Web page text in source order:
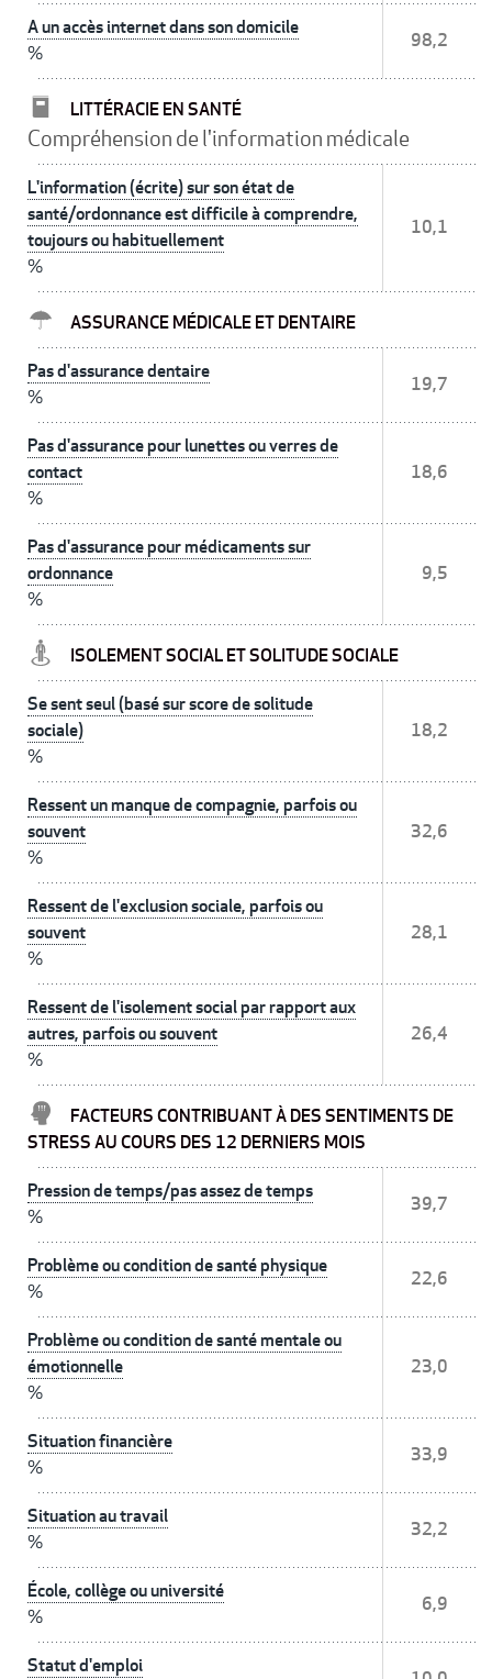
A un accès internet dans son domicile
%
98,2
LITTÉRACIE EN SANTÉ
Compréhension de l'information médicale
L'information (écrite) sur son état de
santé/ordonnance est difficile à comprendre,
toujours ou habituellement
%
10,1
ASSURANCE MÉDICALE ET DENTAIRE
Pas d'assurance dentaire
%
19,7
Pas d'assurance pour lunettes ou verres de
contact
%
18,6
Pas d'assurance pour médicaments sur
ordonnance
%
9,5
ISOLEMENT SOCIAL ET SOLITUDE SOCIALE
Se sent seul (basé sur score de solitude
sociale)
%
18,2
Ressent un manque de compagnie, parfois ou
souvent
%
32,6
Ressent de l'exclusion sociale, parfois ou
souvent
%
28,1
Ressent de l'isolement social par rapport aux
autres, parfois ou souvent
%
26,4
FACTEURS CONTRIBUANT À DES SENTIMENTS DE
STRESS AU COURS DES 12 DERNIERS MOIS
Pression de temps/pas assez de temps
%
39,7
Problème ou condition de santé physique
%
22,6
Problème ou condition de santé mentale ou
émotionnelle
%
23,0
Situation financière
%
33,9
Situation au travail
%
32,2
École, collège ou université
%
6,9
Statut d'emploi